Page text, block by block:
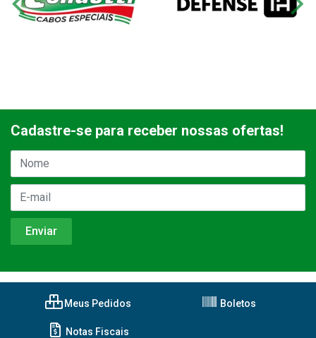
Cadastre-se para receber nossas ofertas!
Meus Pedidos Boletos
Notas Fiscais